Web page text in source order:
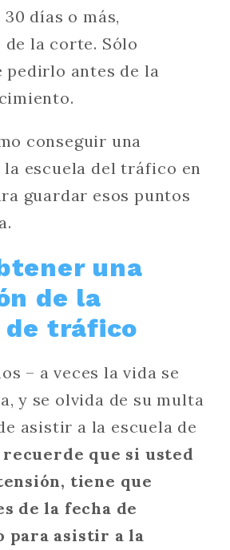
días o más,
de la corte. Sólo
pedirlo antes de la
conseguir una
la escuela del tráfico en
guardar esos puntos
una
de la
de tráfico
– a veces la vida se
y se olvida de su multa
asistir a la escuela de
recuerde que si usted
tiene que
de la fecha de
para asistir a la